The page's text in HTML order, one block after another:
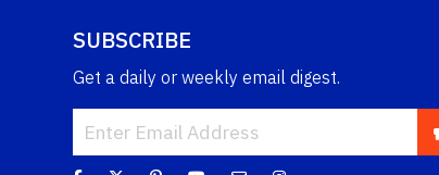
SUBSCRIBE
Get a daily or weekly email digest.